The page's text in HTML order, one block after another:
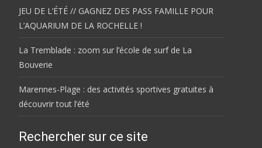
JEU DE L’ÉTÉ // GAGNEZ DES PASS FAMILLE POUR
L’AQUARIUM DE LA ROCHELLE !
La Tremblade : zoom sur l’école de surf de La
Bouverie
Marennes-Plage : des activités sportives gratuites à
découvrir tout l’été
Rechercher sur ce site